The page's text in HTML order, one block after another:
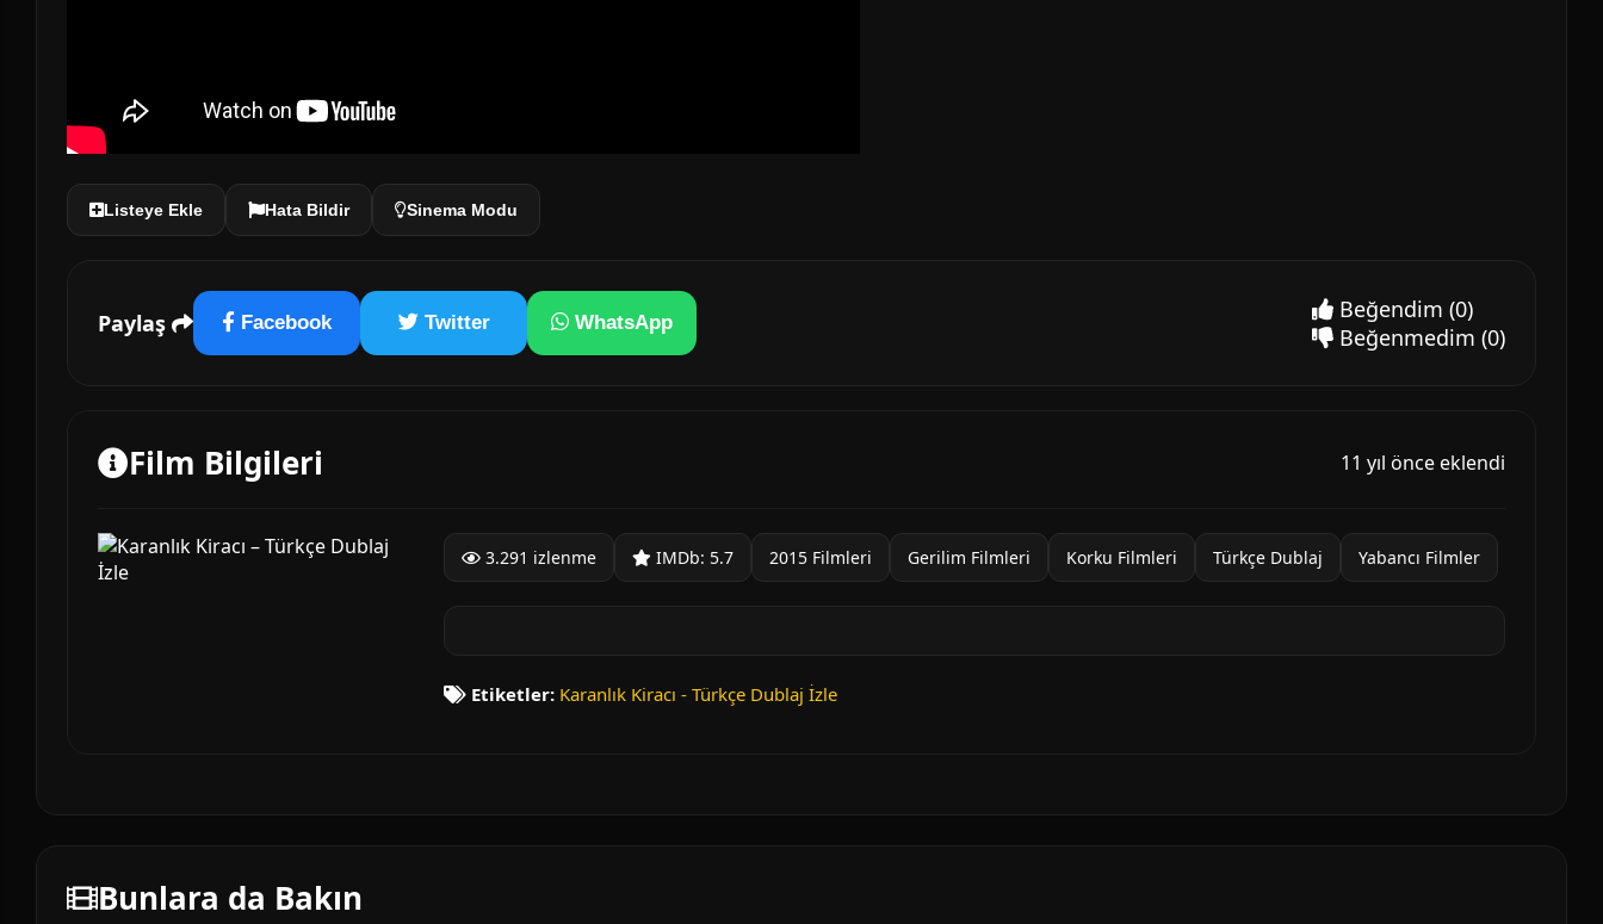
Listeye Ekle Hata Bildir Sinema Modu
Paylaş Facebook Twitter WhatsApp Beğendim (0)
Beğenmedim (0)
Film Bilgileri 11 yıl önce eklendi
3.291 izlenme IMDb: 5.7 2015 Filmleri Gerilim Filmleri Korku Filmleri Türkçe Dublaj Yabancı Filmler
Etiketler: Karanlık Kiracı - Türkçe Dublaj İzle
Bunlara da Bakın